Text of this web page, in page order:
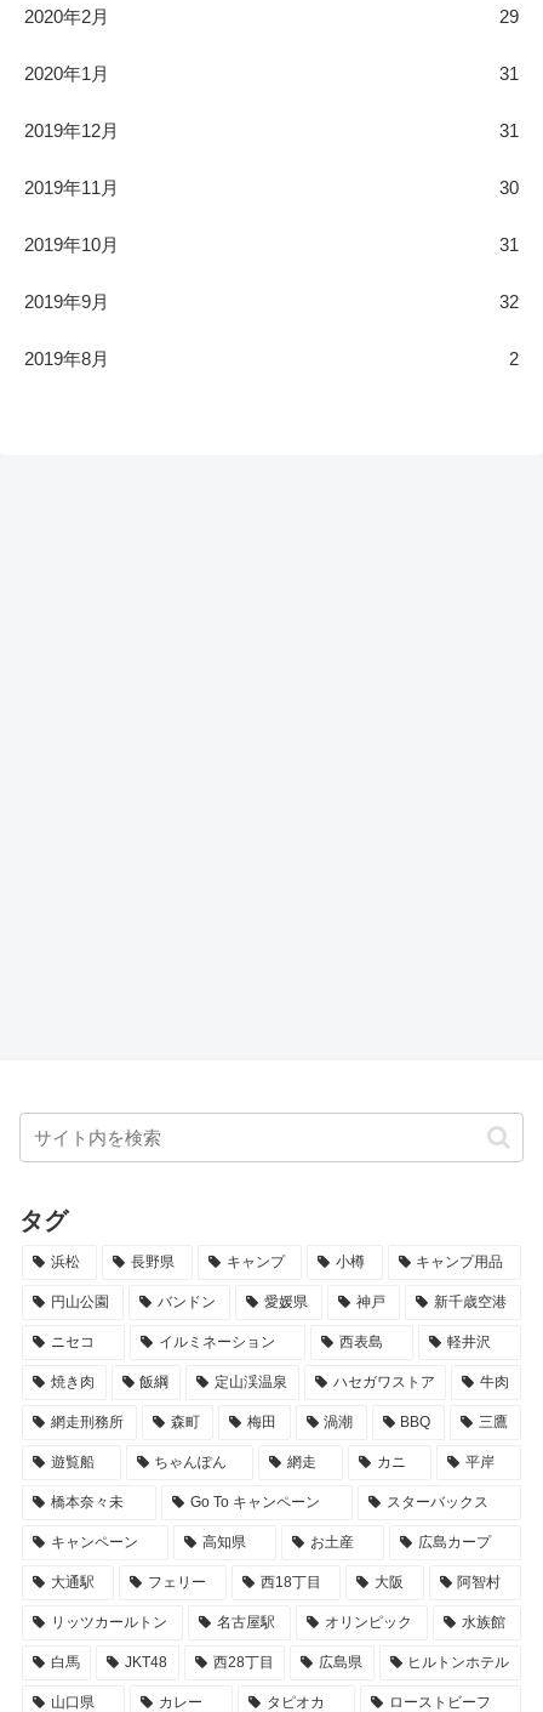
2020年2月 29
2020年1月 31
2019年12月 31
2019年11月 30
2019年10月 31
2019年9月 32
2019年8月 2
タグ
浜松 長野県 キャンプ 小樽 キャンプ用品
円山公園 バンドン 愛媛県 神戸 新千歳空港
ニセコ イルミネーション 西表島 軽井沢
焼き肉 飯綱 定山渓温泉 ハセガワストア 牛肉
網走刑務所 森町 梅田 渦潮 BBQ 三鷹
遊覧船 ちゃんぽん 網走 カニ 平岸
橋本奈々未 Go To キャンペーン スターバックス
キャンペーン 高知県 お土産 広島カープ
大通駅 フェリー 西18丁目 大阪 阿智村
リッツカールトン 名古屋駅 オリンピック 水族館
白馬 JKT48 西28丁目 広島県 ヒルトンホテル
山口県 カレー タピオカ ローストビーフ